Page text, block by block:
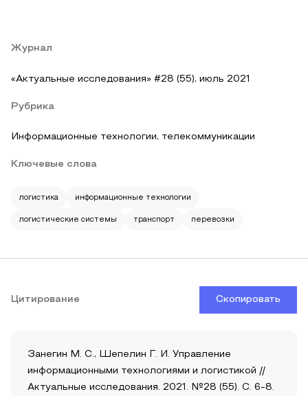
Журнал
«Актуальные исследования» #28 (55), июль 2021
Рубрика
Информационные технологии, телекоммуникации
Ключевые слова
логистика информационные технологии
логистические системы транспорт перевозки
Цитирование Скопировать
Занегин М. С., Шепелин Г. И. Управление
информационными технологиями и логистикой //
Актуальные исследования. 2021. №28 (55). С. 6-8.